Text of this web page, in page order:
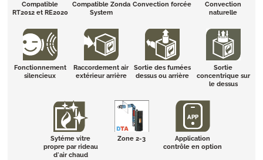
Compatible
RT2012 et RE2020
Compatible Zonda
System
Convection forcée
Convection
naturelle
Fonctionnement
silencieux
Raccordement air
extérieur arrière
Sortie des fumées
dessus ou arrière
Sortie
concentrique sur
le dessus
Sytéme vitre
propre par rideau
d'air chaud
Zone 2-3
Application
contrôle en option